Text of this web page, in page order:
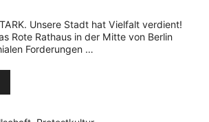
Unsere Stadt hat Vielfalt verdient!
Rote Rathaus in der Mitte von Berlin
Forderungen …